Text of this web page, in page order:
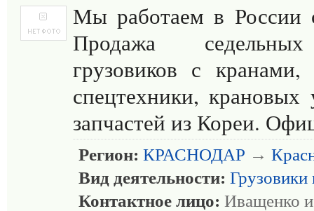
Мы работаем в России
Продажа
грузовиков с кранами,
спецтехники, крановых
запчастей из Кореи.
Регион: КРАСНОДАР →
Вид деятельности: Грузовики
Контактное лицо: Иващенко